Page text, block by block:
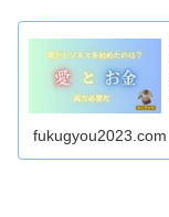
fukugyou2023.com